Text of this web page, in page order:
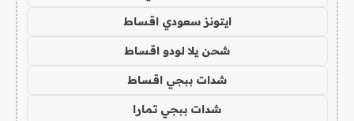
ايتونز سعودي اقساط
شحن يلا لودو اقساط
شدات ببجي اقساط
شدات ببجي تمارا